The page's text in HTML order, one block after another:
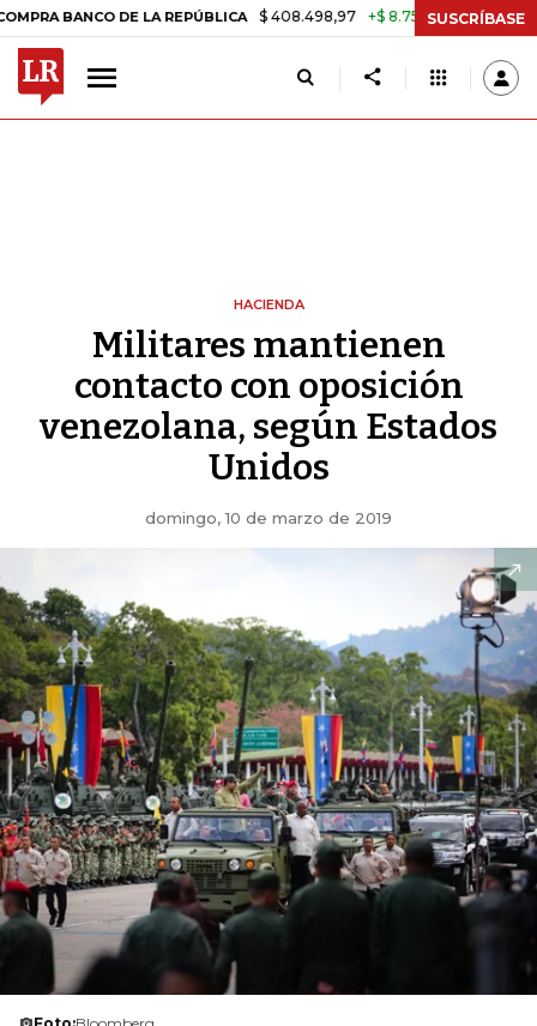
BANCO DE LA REPÚBLICA $ 408.498,97 +$ 8.753,81 +2,19%
SUSCRÍBASE
HACIENDA
Militares mantienen
contacto con oposición
venezolana, según Estados
Unidos
domingo, 10 de marzo de 2019